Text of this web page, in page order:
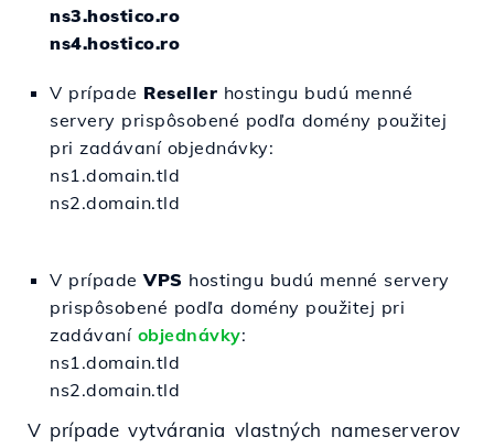
ns3.hostico.ro
ns4.hostico.ro
V prípade Reseller hostingu budú menné
servery prispôsobené podľa domény použitej
pri zadávaní objednávky:
ns1.domain.tld
ns2.domain.tld
V prípadeVPS hostingu budú menné servery
prispôsobené podľa domény použitej pri
zadávaní objednávky:
ns1.domain.tld
ns2.domain.tld
V prípade vytvárania vlastných nameserverov